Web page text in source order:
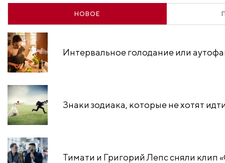
НОВОЕ
Интервальное голодание или
Знаки зодиака, которые не хотят
Тимати и Григорий Лепс сняли клип